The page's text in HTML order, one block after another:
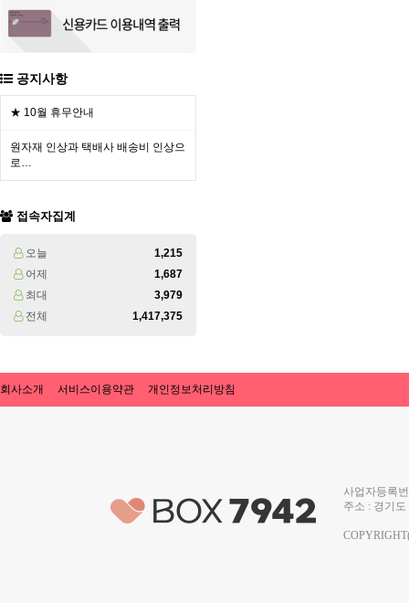
공지사항
★ 10월 휴무안내
원자재 인상과 택배사 배송비 인상으
로…
접속자집계
오늘
1,215
어제
1,687
최대
3,979
전체
1,417,375
회사소개 서비스이용약관 개인정보처리방침
사업자등록
주소 : 경기